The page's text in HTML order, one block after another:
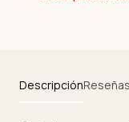
DescripciónReseñas